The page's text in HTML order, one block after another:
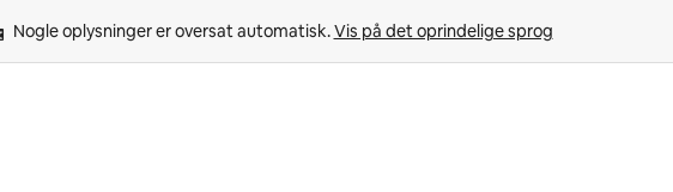
Nogle oplysninger er oversat automatisk. Vis på det oprindelige sprog